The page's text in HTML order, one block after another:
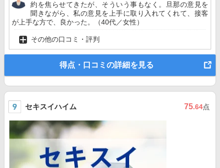
約を焦らせてきたが、そういう事もなく。旦那の意見を
聞きながら、私の意見を上手に取り入れてくれて、接客
が上手な方で、良かった。（40代／女性）
その他の口コミ・評判
得点・口コミの詳細を見る
セキスイハイム 75.64点